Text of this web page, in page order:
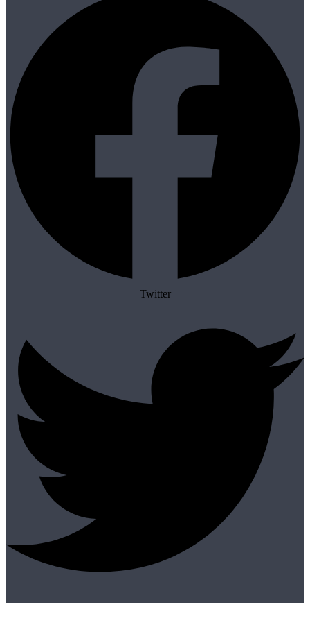
Twitter